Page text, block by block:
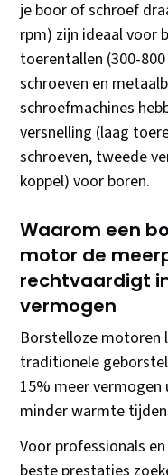
je boor of schroef
rpm) zijn ideaal voor
toerentallen (300-
schroeven en
schroefmachines
versnelling (laag
schroeven, tweede
koppel) voor boren.
Waarom een
motor de
rechtvaardigt
vermogen
Borstelloze motoren
traditionele
15% meer vermogen
minder warmte
Voor professionals